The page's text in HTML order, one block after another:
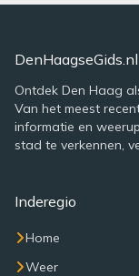
DenHaagseGids.nl
Ontdek Den Haag
Van het meest
informatie en
stad te verkennen,
Inderegio
Home
Weer